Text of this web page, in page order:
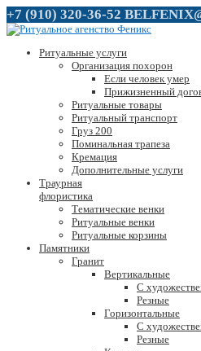
+7 (910) 320-36-52
Ритуальные услуги
Организация похорон
Если человек умер
Прижизненный
Ритуальные товары
Ритуальный транспорт
Груз 200
Поминальная трапеза
Кремация
Дополнительные услуги
Траурная
флористика
Тематические венки
Ритуальные венки
Ритуальные корзины
Памятники
Гранит
Вертикальные
С
Резные
Горизонтальные
С
Резные